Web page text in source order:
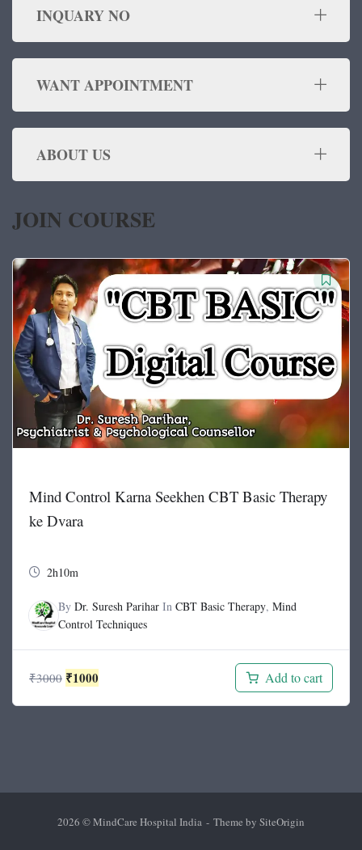
INQUARY NO
WANT APPOINTMENT
ABOUT US
JOIN COURSE
Mind Control Karna Seekhen CBT Basic Therapy
ke Dvara
2h10m
By Dr. Suresh Parihar In CBT Basic Therapy, Mind
Control Techniques
₹3000 Original
₹1000 Add to cart
2026 © MindCare Hospital India Theme by SiteOrigin